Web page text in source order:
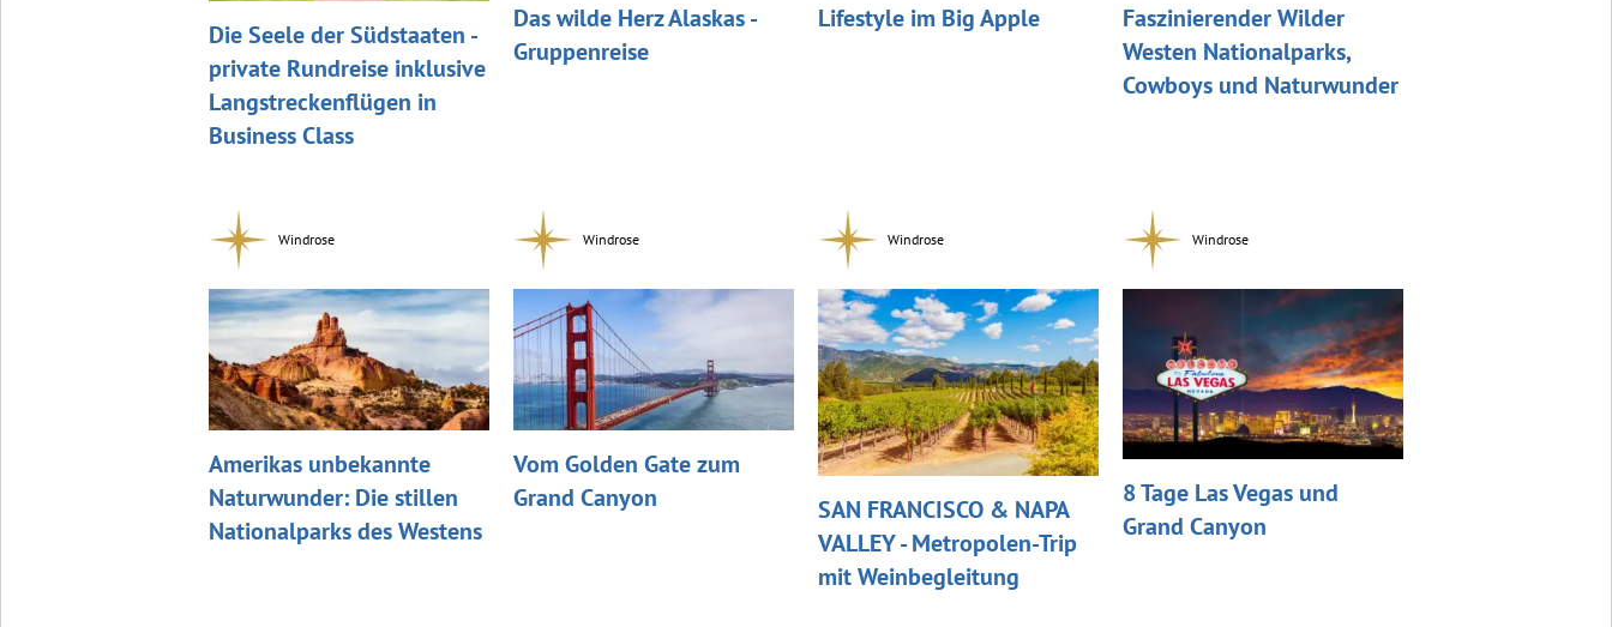
Die Seele der Südstaaten -
private Rundreise inklusive
Langstreckenflügen in
Business Class
Das wilde Herz Alaskas -
Gruppenreise
Lifestyle im Big Apple
Faszinierender Wilder
Westen Nationalparks,
Cowboys und Naturwunder
Windrose
Amerikas unbekannte
Naturwunder: Die stillen
Nationalparks des Westens
Windrose
Vom Golden Gate zum
Grand Canyon
Windrose
SAN FRANCISCO & NAPA
VALLEY - Metropolen-Trip
mit Weinbegleitung
Windrose
8 Tage Las Vegas und
Grand Canyon